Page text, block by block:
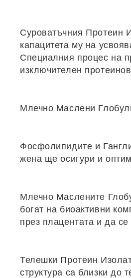
Суроватъчния Протеин
капацитета му на
Специалния процес на
изключителен
Млечно Маслени
Фосфолипидите и
жена ще осигури и
Млечно Маслените
богат на биоактивни
през плацентата и да
Телешки Протеин
структура са близки до